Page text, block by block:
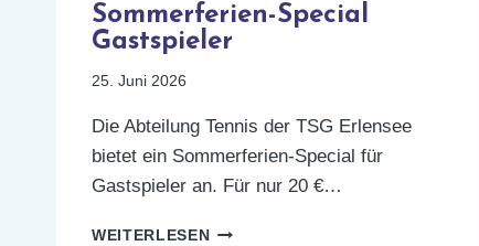
Sommerferien-Special
Gastspieler
25. Juni 2026
Die Abteilung Tennis der TSG Erlensee
bietet ein Sommerferien-Special für
Gastspieler an. Für nur 20 €…
WEITERLESENSOMMERFERIEN-